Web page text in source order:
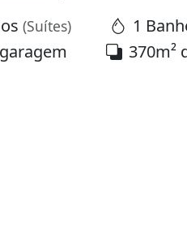
(Suítes)
1
370m²